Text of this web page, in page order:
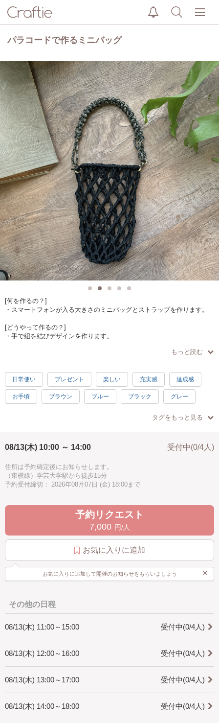
パラコードで作るミニバッグ
[何を作るの？]
・スマートフォンが入る大きさのミニバッグとストラップを作ります。
[どうやって作るの？]
・手で紐を結びデザインを作ります。
[作品仕様]
・バッグ高さ約18センチ 幅約11センチ
肩紐の長さは調整して作ります。
紐の色は時期により異なりますが、何種類かの色から組み合わせを選
[どんな人が対象?]
・初心者の方でも大丈夫です。
[所要時間]
＊個人差がございますので所要時間は目安です。
時間に余裕を持ってご予約ください。
・マクラメ編みは手で紐を結びデザインを作り出すことの出来る技法で
インテリア、アクセサリーと幅広く作れます。
一つ作ると次に何を作ろうかなと楽しくなります。
是非体験してみてください。
もっと読む
日常使い プレゼント 楽しい 充実感 達成感
お手頃 ブラウン ブルー ブラック グレー
夏 秋
タグをもっと見る
受付中(0/4人)
08/13(木) 10:00 ～ 14:00
住所は予約確定後にお知らせします。
（東横線）学芸大学駅から徒歩15分
予約受付締切： 2026年08月07日 (金) 18:00まで
予約リクエスト
7,000 円/人
お気に入りに追加
お気に入りに追加して開催のお知らせをもらいましょう ×
その他の日程
受付中(0/4人)
08/13(木) 11:00～15:00
受付中(0/4人)
08/13(木) 12:00～16:00
受付中(0/4人)
08/13(木) 13:00～17:00
受付中(0/4人)
08/13(木) 14:00～18:00